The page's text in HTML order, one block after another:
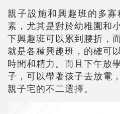
親子設施和興趣班的多
素，尤其是對於幼稚園和
下興趣班可以累到腰折，
就是各種興趣班，的確可
時間和精力。而且下午放
子，可以帶著孩子去放電
親子宅的不二選擇。